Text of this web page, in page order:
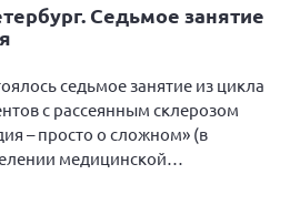
Седьмое занятие
седьмое занятие из цикла
с рассеянным склерозом
– просто о сложном» (в
медицинской